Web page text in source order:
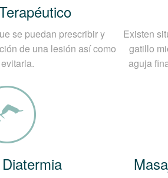
hombro.
provoca una obstrucción de los
el diagnóstico
especialista buscará signos de
la articulación del hombro. En
y una ecografía antes de
magnética, que estudia los
se puedan prescribir y
de una lesión así como
Existen
gatillo
aguja